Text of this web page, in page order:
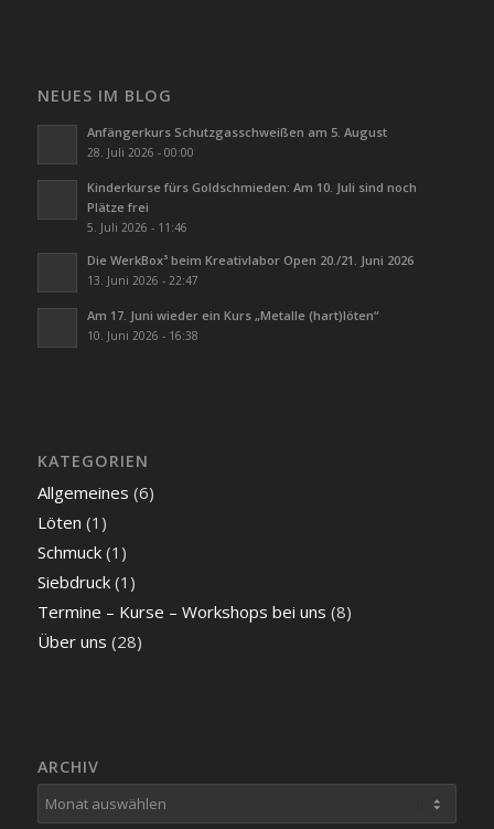
NEUES IM BLOG
Anfängerkurs Schutzgasschweißen am 5. August
28. Juli 2026 - 00:00
Kinderkurse fürs Goldschmieden: Am 10. Juli sind noch
Plätze frei
5. Juli 2026 - 11:46
Die WerkBox³ beim Kreativlabor Open 20./21. Juni 2026
13. Juni 2026 - 22:47
Am 17. Juni wieder ein Kurs „Metalle (hart)löten“
10. Juni 2026 - 16:38
KATEGORIEN
Allgemeines (6)
Löten (1)
Schmuck(1)
Siebdruck(1)
Termine – Kurse – Workshops bei uns (8)
Über uns (28)
ARCHIV